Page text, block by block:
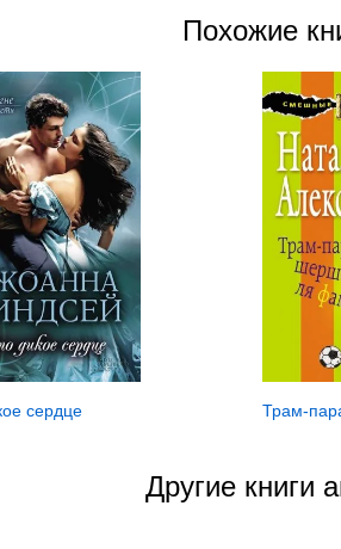
Похожие
сердце Трам-
Другие книги